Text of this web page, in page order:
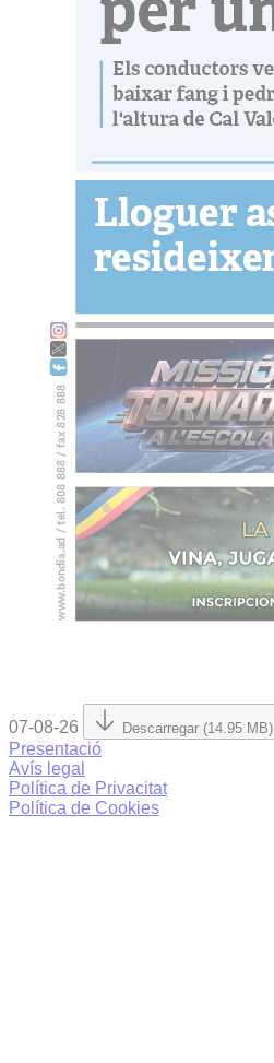
07-08-26 Descarregar (14.95 MB)
Presentació
Avís legal
Política de Privacitat
Política de Cookies